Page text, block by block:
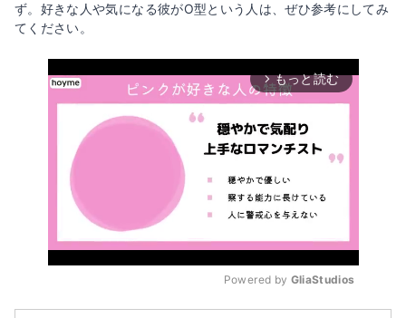
ず。好きな人や気になる彼がO型という人は、ぜひ参考にしてみ
てください。
arrow_forward_ios もっと読む
Powered by GliaStudios